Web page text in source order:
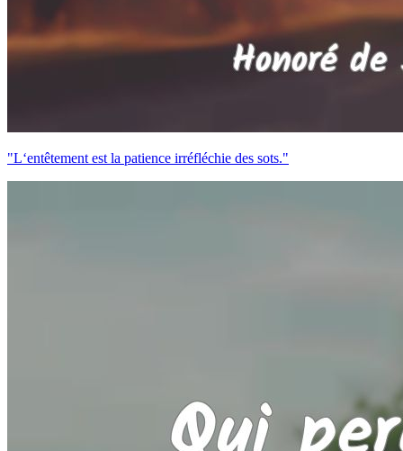
"L‘entêtement est la patience irréfléchie des sots."